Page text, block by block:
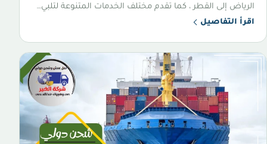
الرياض إلى القطر ، كما تقدم مختلف الخدمات المتنوعة لتلبي…
اقرأ التفاصيل